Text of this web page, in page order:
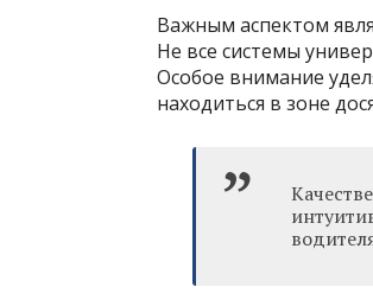
Важным аспектом
Не все системы
Особое внимание
находиться в зоне